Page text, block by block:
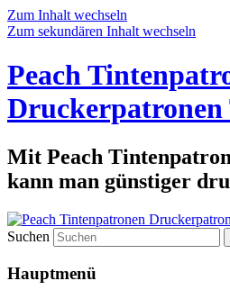
Zum Inhalt wechseln
Zum sekundären Inhalt wechseln
Peach
Druckerpatronen
Mit Peach
kann man günstiger
Suchen
Hauptmenü